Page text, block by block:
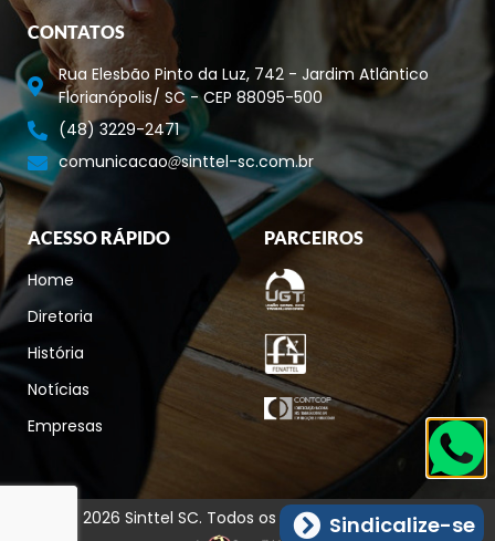
CONTATOS
Rua Elesbão Pinto da Luz, 742 - Jardim Atlântico
Florianópolis/ SC - CEP 88095-500
(48) 3229-2471
comunicacao
sinttel-sc.com.br
ACESSO RÁPIDO
Home
Diretoria
História
Notícias
Empresas
PARCEIROS
© 2026 Sinttel SC. Todos os direitos reservados.
Sindicalize-se